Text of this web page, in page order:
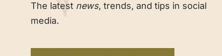
The latest news, trends, and tips in social
media.